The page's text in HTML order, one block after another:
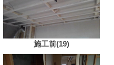
施工前(19)